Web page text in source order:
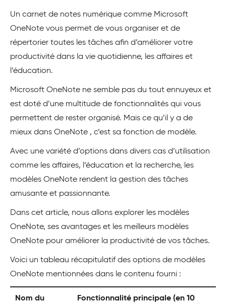
Un carnet de notes numérique comme Microsoft
OneNote vous permet de vous organiser et de
répertorier toutes les tâches afin d’améliorer votre
productivité dans la vie quotidienne, les affaires et
l’éducation.
Microsoft OneNote ne semble pas du tout ennuyeux et
est doté d’une multitude de fonctionnalités qui vous
permettent de rester organisé. Mais ce qu’il y a de
mieux dans OneNote , c’est sa fonction de modèle.
Avec une variété d’options dans divers cas d’utilisation
comme les affaires, l’éducation et la recherche, les
modèles OneNote rendent la gestion des tâches
amusante et passionnante.
Dans cet article, nous allons explorer les modèles
OneNote, ses avantages et les meilleurs modèles
OneNote pour améliorer la productivité de vos tâches.
Voici un tableau récapitulatif des options de modèles
OneNote mentionnées dans le contenu fourni :
Nom du
Fonctionnalité principale (en 10